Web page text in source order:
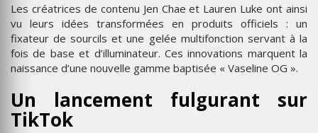
Les créatrices de contenu Jen Chae et Lauren Luke ont ainsi
vu leurs idées transformées en produits officiels : un
fixateur de sourcils et une gelée multifonction servant à la
fois de base et d’illuminateur. Ces innovations marquent la
naissance d’une nouvelle gamme baptisée « Vaseline OG ».
Un lancement fulgurant sur
TikTok